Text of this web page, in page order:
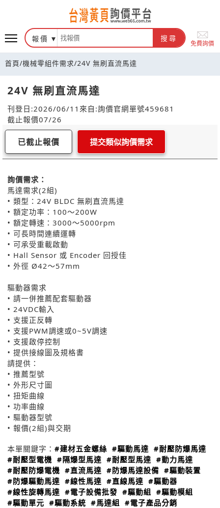
報價 搜尋
免費詢價
首頁/機械零組件需求/24V 無刷直流馬達
24V 無刷直流馬達
刊登日:2026/06/11 來自:詢價官網單號459681
截止報價07/26
已截止報價 提交類似詢價需求
詢價需求：
馬達需求(2組)
• 類型：24V BLDC 無刷直流馬達
• 額定功率：100～200W
• 額定轉速：3000～5000rpm
• 可長時間連續運轉
• 可承受重載啟動
• Hall Sensor 或 Encoder 回授佳
• 外徑 Ø42～57mm
驅動器需求
• 請一併推薦配套驅動器
• 24VDC輸入
• 支援正反轉
• 支援PWM調速或0~5V調速
• 支援啟停控制
• 提供接線圖及規格書
請提供：
• 推薦型號
• 外形尺寸圖
• 扭矩曲線
• 功率曲線
• 驅動器型號
• 報價(2組)與交期
本單關鍵字： #建材五金螺絲 #驅動馬達 #耐壓防爆馬達
#耐壓型電機 #隔爆型馬達 #耐壓型馬達 #動力馬達
#耐壓防爆電機 #直流馬達 #防爆馬達設備 #驅動裝置
#防爆驅動馬達 #線性馬達 #直線馬達 #驅動器
#線性旋轉馬達 #電子設備批發 #驅動組 #驅動模組
#驅動單元 #驅動系統 #馬達組 #電子產品分銷